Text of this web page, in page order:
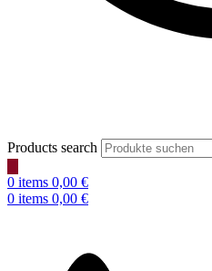
Products search
0 items 0,00 €
0 items 0,00 €